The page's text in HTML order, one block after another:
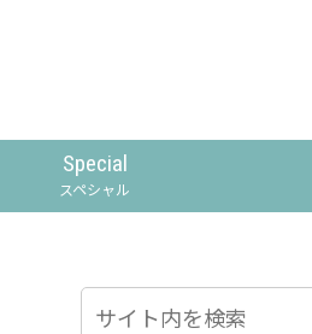
Special
スペシャル